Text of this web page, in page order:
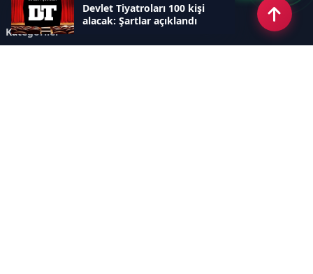
Devlet Tiyatroları 100 kişi
alacak: Şartlar açıklandı
Kategoriler